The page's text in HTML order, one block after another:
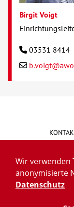
Wir verwenden
anonymisierte
Datenschutz
Birgit Voigt
03531 8414